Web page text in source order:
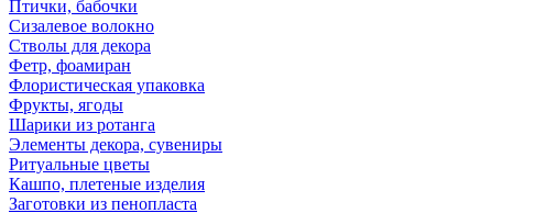
Птички, бабочки
Сизалевое волокно
Стволы для декора
Фетр, фоамиран
Флористическая упаковка
Фрукты, ягоды
Шарики из ротанга
Элементы декора, сувениры
Ритуальные цветы
Кашпо, плетеные изделия
Заготовки из пенопласта